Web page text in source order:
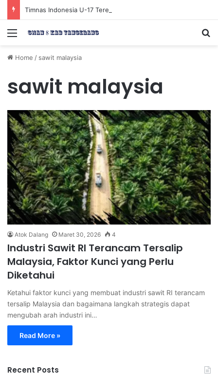
Menu
Home / sawit malaysia
sawit malaysia
Atok Dalang Maret 30, 2026 4
Industri Sawit RI Terancam Tersalip
Malaysia, Faktor Kunci yang Perlu
Diketahui
Ketahui faktor kunci yang membuat industri sawit RI terancam
tersalip Malaysia dan bagaimana langkah strategis dapat
mengubah arah industri ini…
Read More »
Recent Posts